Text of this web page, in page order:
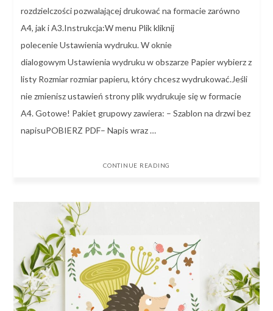
rozdzielczości pozwalającej drukować na formacie zarówno
A4, jak i A3.Instrukcja:W menu Plik kliknij
polecenie Ustawienia wydruku. W oknie
dialogowym Ustawienia wydruku w obszarze Papier wybierz z
listy Rozmiar rozmiar papieru, który chcesz wydrukować.Jeśli
nie zmienisz ustawień strony plik wydrukuje się w formacie
A4. Gotowe! Pakiet grupowy zawiera: – Szablon na drzwi bez
napisuPOBIERZ PDF– Napis wraz …
CONTINUE READING